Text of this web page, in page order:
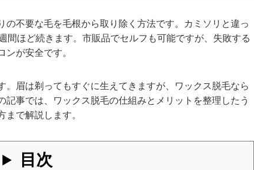
の不要な毛を毛根から取り除く方法です。カミソリと違っ
間ほど続きます。市販品でセルフも可能ですが、失敗する
が安全です。
眉は剃ってもすぐに生えてきますが、ワックス脱毛なら
事では、ワックス脱毛の仕組みとメリットを整理したう
まで解説します。
目次